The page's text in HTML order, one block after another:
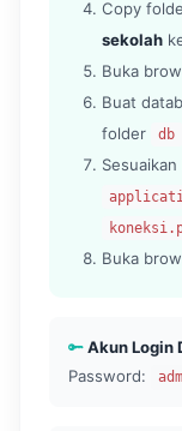
Copy
sekolah
Buka
Buat
folder
db
Buka
Akun Login
Password: